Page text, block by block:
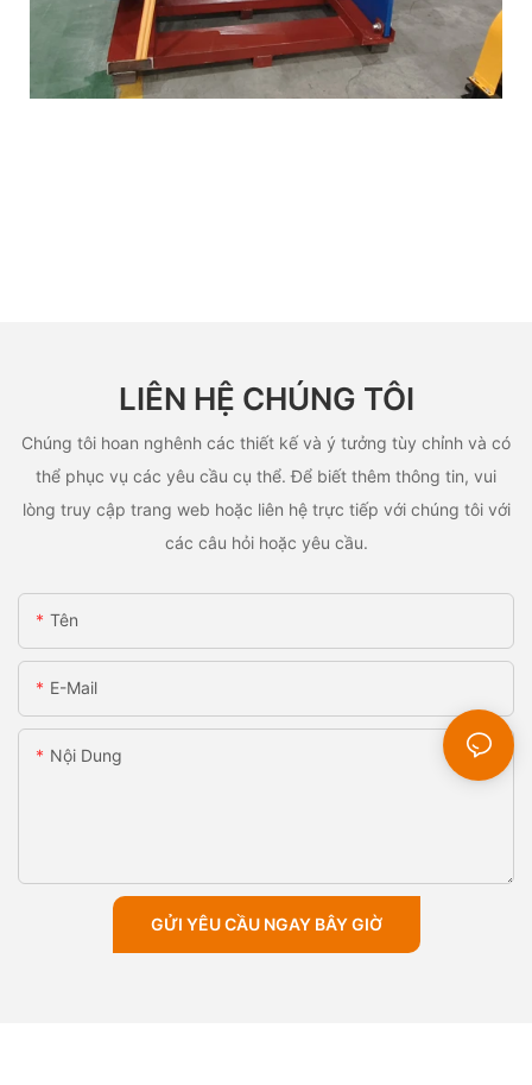
LIÊN HỆ CHÚNG TÔI
Chúng tôi hoan nghênh các thiết kế và ý tưởng tùy chỉnh và có
thể phục vụ các yêu cầu cụ thể. Để biết thêm thông tin, vui
lòng truy cập trang web hoặc liên hệ trực tiếp với chúng tôi với
các câu hỏi hoặc yêu cầu.
Tên
E-Mail
Nội Dung
GỬI YÊU CẦU NGAY BÂY GIỜ